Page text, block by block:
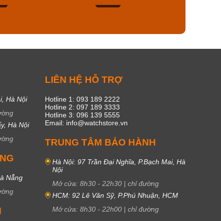
Hà Nội
Hà Nội
Nẵng
LIÊN HỆ HỖ TRỢ
Hotline 1: 093 189 2222
Hotline 2: 097 189 3333
Hotline 3: 096 139 5555
Email: info@watchstore.vn
TRUNG TÂM BẢO HÀNH
Hà Nội: 97 Trần Đại Nghĩa, P.Bạch Mai, Hà
Nội
Mở cửa: 8h30 - 22h30 | chỉ đường
HCM: 92 Lê Văn Sỹ, P.Phú Nhuận, HCM
Mở cửa: 8h30 - 22h00 | chỉ đường